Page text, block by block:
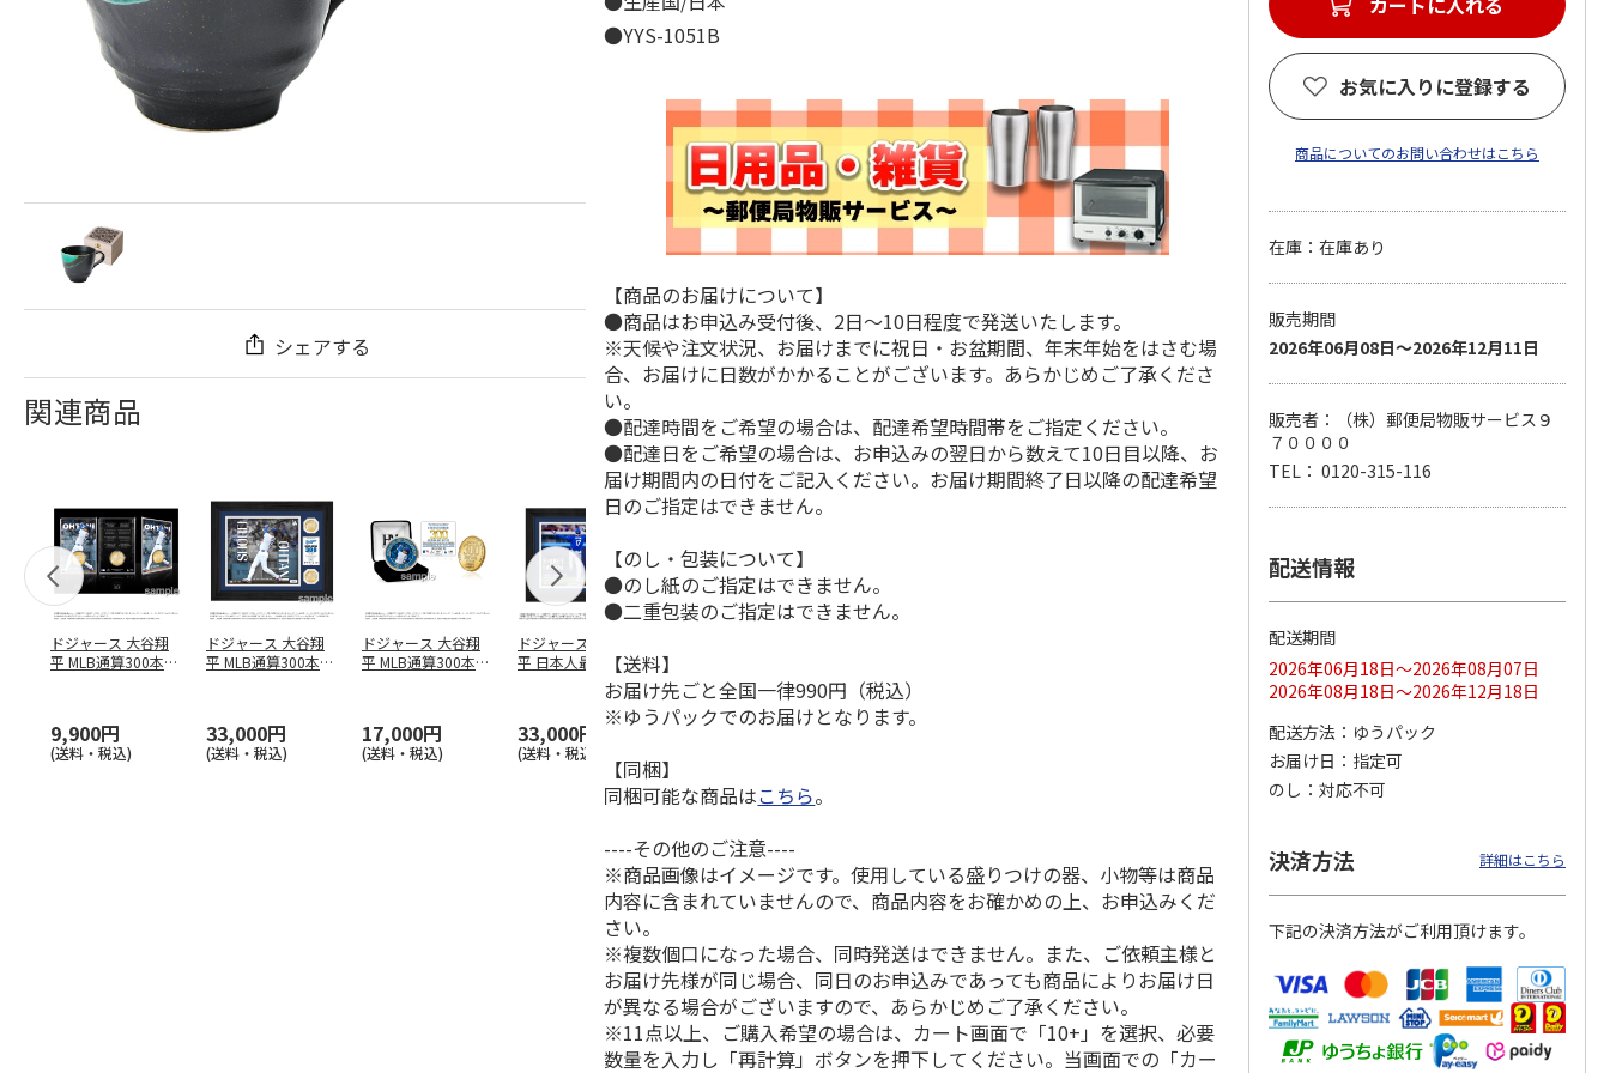
シェアする
関連商品
ドジャース 大谷翔
平 MLB通算300本塁
9,900円
(送料・税込)
ドジャース 大谷翔
平 MLB通算300本塁
33,000円
(送料・税込)
ドジャース 大谷翔
平 MLB通算300本塁
17,000円
(送料・税込)
ドジャース 大谷翔
平 日本人最多53試
合連続出塁記念 ダ
33,000円
(送料・税込)
4月投手…
33,000円
合連続出塁記念 コ
イ…
9,900円
ドジャース 大谷翔
平 日本人最多53試
合連続出塁記念 シ
ル…
17,000円
(送料・税込)
谷翔平 2026 NL 3・
4月投手…
●YYS-1051B
【商品のお届けについて】
●商品はお申込み受付後、2日～10日程度で発送いたします。
※天候や注文状況、お届けまでに祝日・お盆期間、年末年始をはさむ場
合、お届けに日数がかかることがございます。あらかじめご了承くださ
い。
●配達時間をご希望の場合は、配達希望時間帯をご指定ください。
●配達日をご希望の場合は、お申込みの翌日から数えて10日目以降、お
届け期間内の日付をご記入ください。お届け期間終了日以降の配達希望
日のご指定はできません。
【のし・包装について】
●のし紙のご指定はできません。
●二重包装のご指定はできません。
【送料】
お届け先ごと全国一律990円（税込）
※ゆうパックでのお届けとなります。
【同梱】
同梱可能な商品はこちら。
----その他のご注意----
※商品画像はイメージです。使用している盛りつけの器、小物等は商品
内容に含まれていませんので、商品内容をお確かめの上、お申込みくだ
さい。
※複数個口になった場合、同時発送はできません。また、ご依頼主様と
お届け先様が同じ場合、同日のお申込みであっても商品によりお届け日
が異なる場合がございますので、あらかじめご了承ください。
※11点以上、ご購入希望の場合は、カート画面で「10+」を選択、必要
数量を入力し「再計算」ボタンを押下してください。当画面での「カー
お気に入りに登録する
商品についてのお問い合わせはこちら
在庫：在庫あり
販売期間
2026年06月08日～2026年12月11日
販売者：（株）郵便局物販サービス９
７００００
TEL： 0120-315-116
配送情報
配送期間
2026年06月18日～2026年08月07日
2026年08月18日～2026年12月18日
配送方法
ゆうパック
お届け日
指定可
のし
対応不可
決済方法 詳細はこちら
下記の決済方法がご利用頂けます。